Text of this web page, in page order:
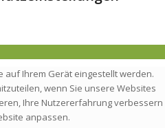
Ihrem Gerät eingestellt werden.
wenn Sie unsere Websites
Ihre Nutzererfahrung verbessern
anpassen.